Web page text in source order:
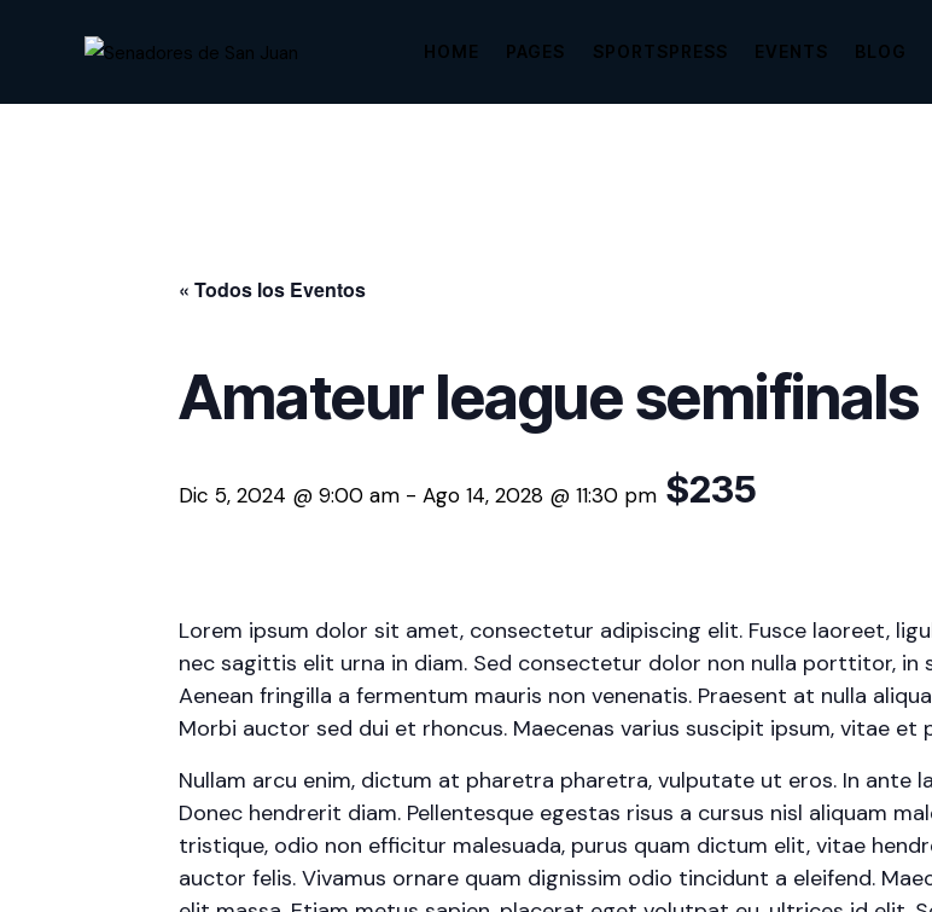
HOME PAGES SPORTSPRESS EVENTS BLOG
« Todos los Eventos
Amateur league semifinals
Dic 5, 2024 @ 9:00 am - Ago 14, 2028 @ 11:30 pm $235
Lorem ipsum dolor sit amet, consectetur adipiscing elit. Fusce laoreet,
nec sagittis elit urna in diam. Sed consectetur dolor non nulla porttitor, in
Aenean fringilla a fermentum mauris non venenatis. Praesent at nulla
Morbi auctor sed dui et rhoncus. Maecenas varius suscipit ipsum, vitae et
Nullam arcu enim, dictum at pharetra pharetra, vulputate ut eros. In ante
Donec hendrerit diam. Pellentesque egestas risus a cursus nisl aliquam
tristique, odio non efficitur malesuada, purus quam dictum elit, vitae
auctor felis. Vivamus ornare quam dignissim odio tincidunt a eleifend.